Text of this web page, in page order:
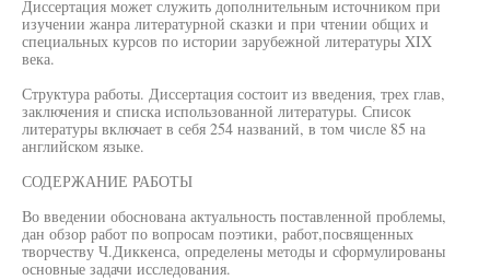
Диссертация может служить дополнительным источником при
изучении жанра литературной сказки и при чтении общих и
специальных курсов по истории зарубежной литературы XIX
века.
Структура работы. Диссертация состоит из введения, трех глав,
заключения и списка использованной литературы. Список
литературы включает в себя 254 названий, в том числе 85 на
английском языке.
СОДЕРЖАНИЕ РАБОТЫ
Во введении обоснована актуальность поставленной проблемы,
дан обзор работ по вопросам поэтики, работ,посвященных
творчеству Ч.Диккенса, определены методы и сформулированы
основные задачи исследования.